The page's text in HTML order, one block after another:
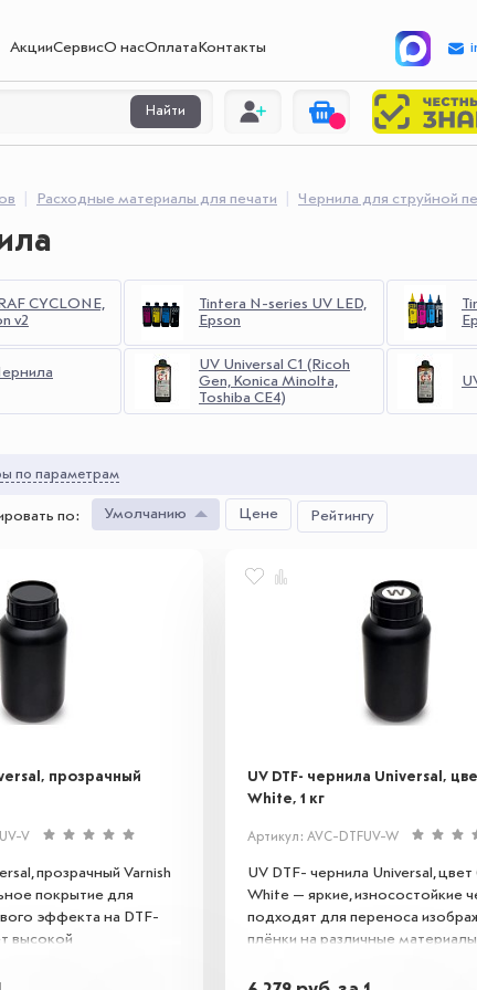
АкцииСервисО насОплата Контакты
Найти
Расходные материалы для печати Чернила для струйной
CYCLONE,
v2
Tintera N-series UV LED,
Epson
UV Universal С1 (Ricoh
Gen, Konica Minolta,
Toshiba CE4)
по параметрам
по: Умолчанию Цене Рейтингу
прозрачный
V
прозрачный Varnish
покрытие для
эффекта на DTF-
высокой
яркость
UV DTF- чернила Universal,
White, 1 кг
Артикул: AVC-DTFUV-W
UV DTF- чернила Universal,
White — яркие, износостойкие
подходят для переноса
плёнки на различные
керамику и многое другое.